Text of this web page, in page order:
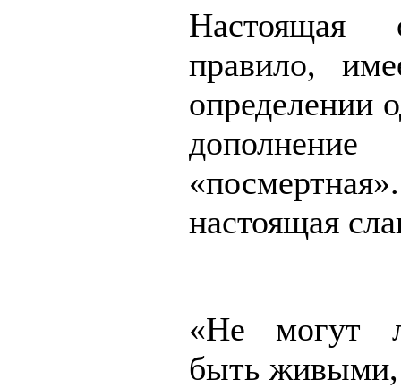
Настоящая
правило,
определении
настоящая
«Не могут
быть живыми,